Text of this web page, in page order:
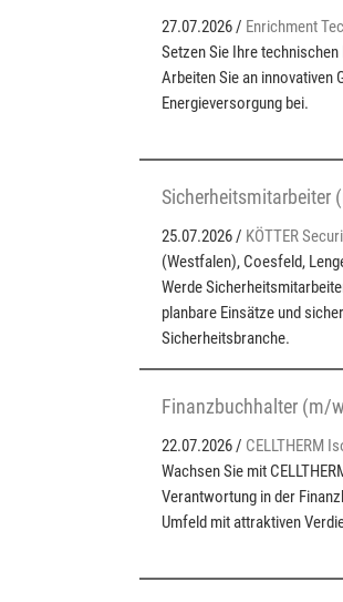
27.07.2026 / Enrichment
Setzen Sie Ihre
Arbeiten Sie an innovativen
Energieversorgung bei.
Sicherheitsmitarbeiter
25.07.2026 / KÖTTER
(Westfalen), Coesfeld,
Werde
planbare Einsätze und
Sicherheitsbranche.
Finanzbuchhalter (m/
22.07.2026 / CELLTHERM
Wachsen Sie mit
Verantwortung in der
Umfeld mit attraktiven